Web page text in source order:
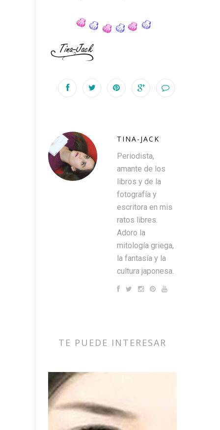
TINA-JACK
Periodista,
amante de los
libros y de la
fotografía y
escritora en mis
ratos libres.
Adoro la
mitología griega,
la fantasía y la
cultura japonesa.
TE PUEDE INTERESAR